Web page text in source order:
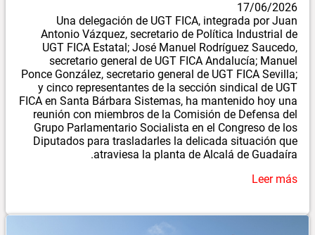
17/06/2026
Una delegación de UGT FICA, integrada por Juan
Antonio Vázquez, secretario de Política Industrial de
UGT FICA Estatal; José Manuel Rodríguez Saucedo,
secretario general de UGT FICA Andalucía; Manuel
Ponce González, secretario general de UGT FICA Sevilla;
y cinco representantes de la sección sindical de UGT
FICA en Santa Bárbara Sistemas, ha mantenido hoy una
reunión con miembros de la Comisión de Defensa del
Grupo Parlamentario Socialista en el Congreso de los
Diputados para trasladarles la delicada situación que
atraviesa la planta de Alcalá de Guadaíra.
Leer más